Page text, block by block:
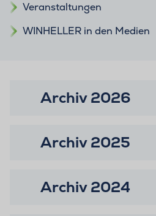
Veranstaltungen
WINHELLER in den Medien
Archiv 2026
Archiv 2025
Archiv 2024